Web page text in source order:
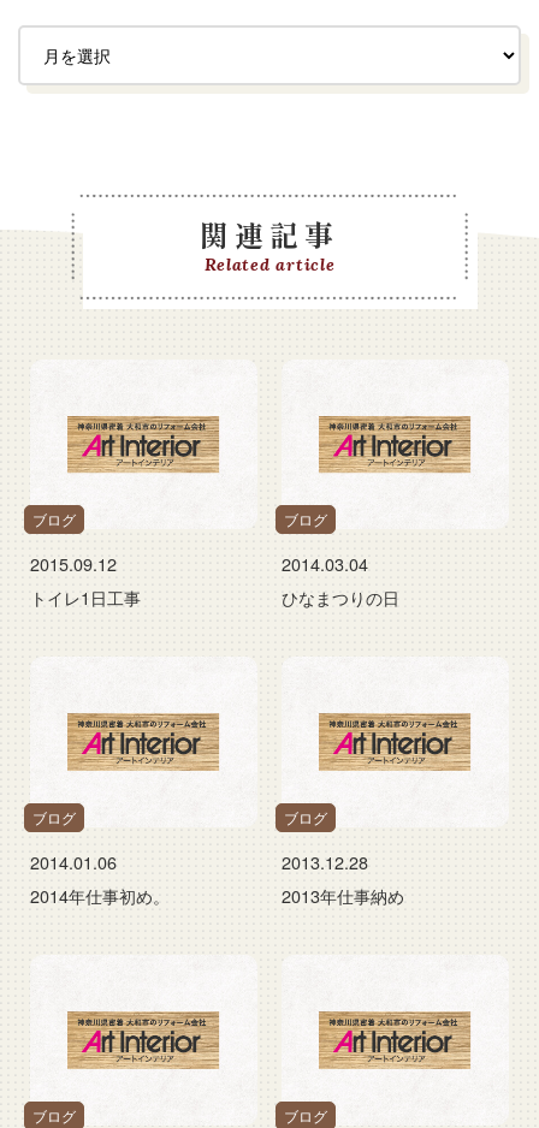
関連記事
Related article
ブログ
2015.09.12
トイレ1日工事
ブログ
2014.03.04
ひなまつりの日
ブログ
2014.01.06
2014年仕事初め。
ブログ
2013.12.28
2013年仕事納め
ブログ ブログ